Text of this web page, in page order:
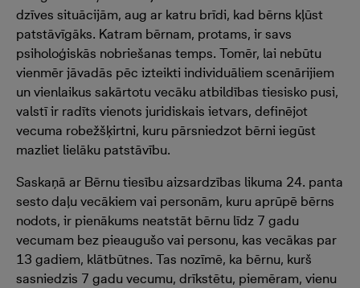
dzīves situācijām, aug ar katru brīdi, kad bērns kļūst
patstāvīgāks. Katram bērnam, protams, ir savs
psiholoģiskās nobriešanas temps. Tomēr, lai nebūtu
vienmēr jāvadās pēc izteikti individuāliem scenārijiem
un vienlaikus sakārtotu vecāku atbildības tiesisko pusi,
valstī ir radīts vienots juridiskais ietvars, definējot
vecuma robežšķirtni, kuru pārsniedzot bērni iegūst
mazliet lielāku patstāvību.
Saskaņā ar Bērnu tiesību aizsardzības likuma 24. panta
sesto daļu vecākiem vai personām, kuru aprūpē bērns
nodots, ir pienākums neatstāt bērnu līdz 7 gadu
vecumam bez pieaugušo vai personu, kas vecākas par
13 gadiem, klātbūtnes. Tas nozīmē, ka bērnu, kurš
sasniedzis 7 gadu vecumu, drīkstētu, piemēram, vienu